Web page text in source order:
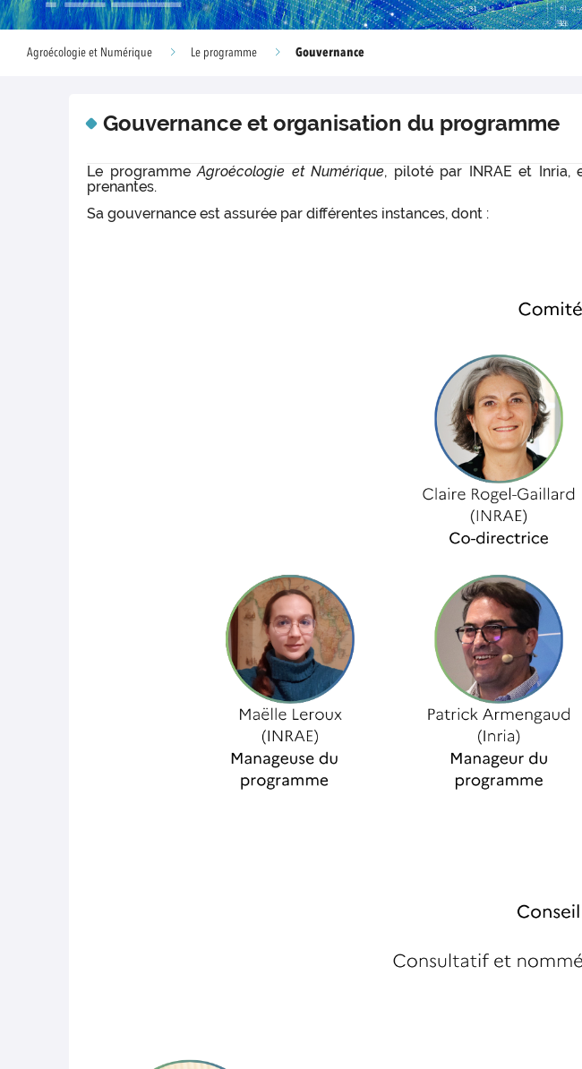
Agroécologie et Numérique Le programme Gouvernance
Gouvernance et organisation du programme
Le programmeAgroécologie et Numérique, piloté par INRAE et Inria,
prenantes.
Sa gouvernance est assurée par différentes instances, dont :